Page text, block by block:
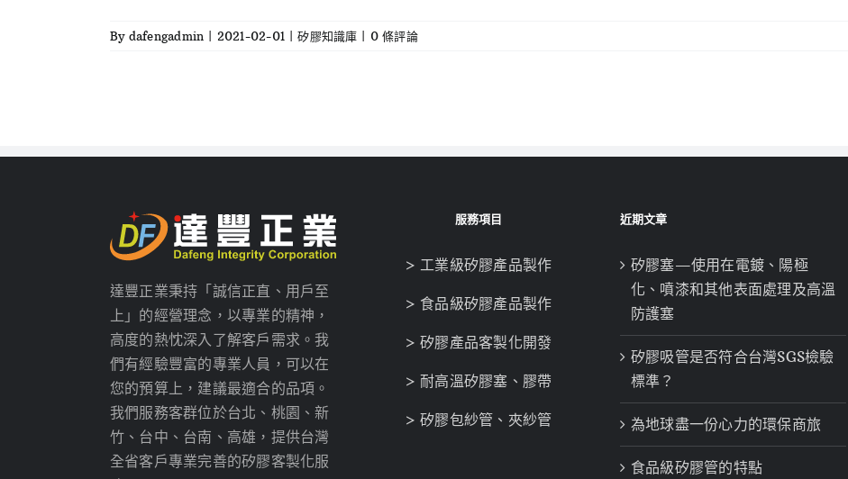
By dafengadmin 2021-02-01 矽膠知識庫 0 條評論
達豐正業秉持「誠信正直、用戶至
上」的經營理念，以專業的精神，
高度的熱忱深入了解客戶需求。我
們有經驗豐富的專業人員，可以在
您的預算上，建議最適合的品項。
我們服務客群位於台北、桃園、新
竹、台中、台南、高雄，提供台灣
全省客戶專業完善的矽膠客製化服
服務項目
> 工業級矽膠產品製作
> 食品級矽膠產品製作
> 矽膠產品客製化開發
> 耐高溫矽膠塞、膠帶
> 矽膠包紗管、夾紗管
近期文章
矽膠塞—使用在電鍍、陽極
化、噴漆和其他表面處理及高溫
防護塞
矽膠吸管是否符合台灣SGS檢驗
標準？
為地球盡一份心力的環保商旅
食品級矽膠管的特點